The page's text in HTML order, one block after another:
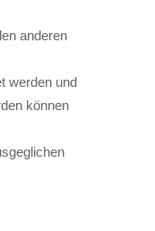
anderen
werden und
können